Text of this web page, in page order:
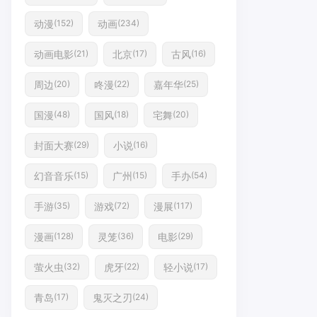
动漫(152) 动画(234)
动画电影(21) 北京(17) 古风(16)
周边 (20) 咚漫(22) 嘉年华(25)
国漫(48) 国风(18) 宅舞(20)
封面大赛(29) 小说(16)
幻音音乐(15) 广州 (15) 手办(54)
手游(35) 游戏(72) 漫展(117)
漫画(128) 灵笼(36) 电影(29)
萤火虫 (32) 虎牙(22) 轻小说(17)
青岛(17) 鬼灭之刃(24)